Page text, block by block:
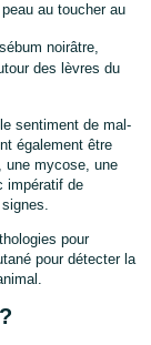
au toucher au
noirâtre,
des lèvres du
sentiment de mal-
également être
une mycose, une
impératif de
pour
pour détecter la